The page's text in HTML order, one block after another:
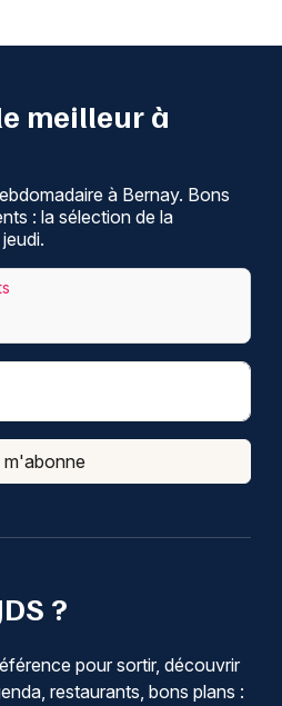
?
pour sortir, découvrir
restaurants, bons plans :
meilleur à
à Bernay. Bons
: la sélection de la
m'abonne